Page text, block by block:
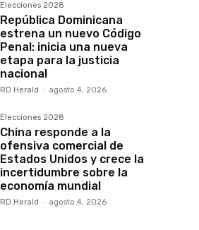
Elecciones 2028
República Dominicana
estrena un nuevo Código
Penal: inicia una nueva
etapa para la justicia
nacional
RD Herald - agosto 4, 2026
Elecciones 2028
China responde a la
ofensiva comercial de
Estados Unidos y crece la
incertidumbre sobre la
economía mundial
RD Herald - agosto 4, 2026